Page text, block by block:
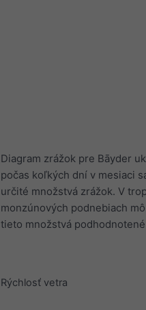
Diagram zrážok pre Bāyder
počas koľkých dní v mesiaci
určité množstvá zrážok. V
monzúnových podnebiach
tieto množstvá
Rýchlosť vetra